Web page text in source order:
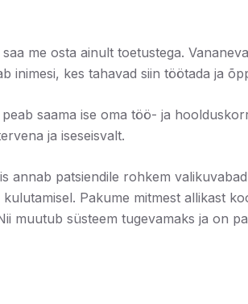
me osta ainult toetustega.
inimesi, kes tahavad siin töötada ja
saama ise oma töö- ja
ja iseseisvalt.
annab patsiendile rohkem
Pakume mitmest allikast
muutub süsteem tugevamaks ja on